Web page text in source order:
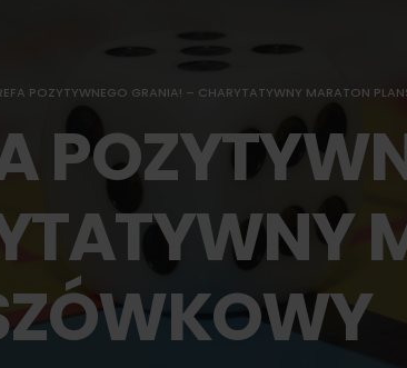
POZYTYWNEGO GRANIA! – CHARYTATYWNY MARATON